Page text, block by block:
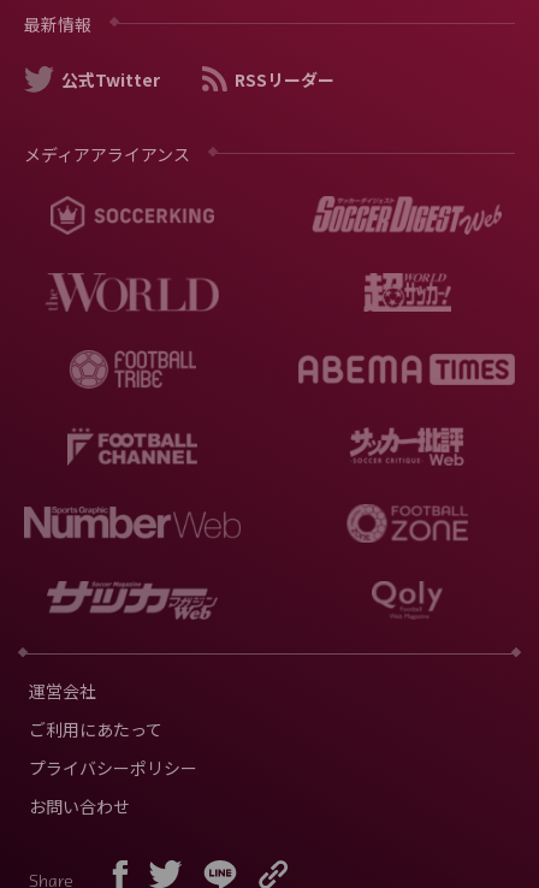
最新情報
公式Twitter RSSリーダー
メディアアライアンス
運営会社
ご利用にあたって
プライバシーポリシー
お問い合わせ
Share